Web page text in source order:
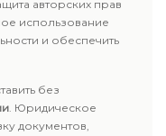
авторских прав
использование
и обеспечить
без
. Юридическое
документов,